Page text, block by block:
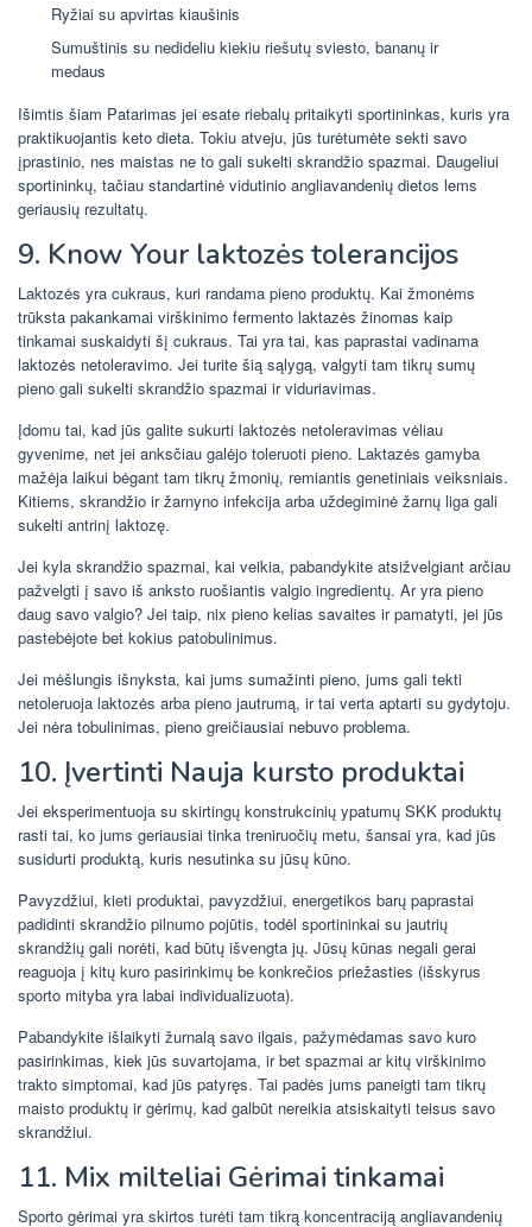
Ryžiai su apvirtas kiaušinis
Sumuštinis su nedideliu kiekiu riešutų sviesto, bananų ir
medaus
Išimtis šiam Patarimas jei esate riebalų pritaikyti sportininkas, kuris yra
praktikuojantis keto dieta. Tokiu atveju, jūs turėtumėte sekti savo
įprastinio, nes maistas ne to gali sukelti skrandžio spazmai. Daugeliui
sportininkų, tačiau standartinė vidutinio angliavandenių dietos lems
geriausių rezultatų.
9. Know Your laktozės tolerancijos
Laktozės yra cukraus, kuri randama pieno produktų. Kai žmonėms
trūksta pakankamai virškinimo fermento laktazės žinomas kaip
tinkamai suskaidyti šį cukraus. Tai yra tai, kas paprastai vadinama
laktozės netoleravimo. Jei turite šią sąlygą, valgyti tam tikrų sumų
pieno gali sukelti skrandžio spazmai ir viduriavimas.
Įdomu tai, kad jūs galite sukurti laktozės netoleravimas vėliau
gyvenime, net jei anksčiau galėjo toleruoti pieno. Laktazės gamyba
mažėja laikui bėgant tam tikrų žmonių, remiantis genetiniais veiksniais.
Kitiems, skrandžio ir žarnyno infekcija arba uždegiminė žarnų liga gali
sukelti antrinį laktozę.
Jei kyla skrandžio spazmai, kai veikia, pabandykite atsižvelgiant arčiau
pažvelgti į savo iš anksto ruošiantis valgio ingredientų. Ar yra pieno
daug savo valgio? Jei taip, nix pieno kelias savaites ir pamatyti, jei jūs
pastebėjote bet kokius patobulinimus.
Jei mėšlungis išnyksta, kai jums sumažinti pieno, jums gali tekti
netoleruoja laktozės arba pieno jautrumą, ir tai verta aptarti su gydytoju.
Jei nėra tobulinimas, pieno greičiausiai nebuvo problema.
10. Įvertinti Nauja kursto produktai
Jei eksperimentuoja su skirtingų konstrukcinių ypatumų SKK produktų
rasti tai, ko jums geriausiai tinka treniruočių metu, šansai yra, kad jūs
susidurti produktą, kuris nesutinka su jūsų kūno.
Pavyzdžiui, kieti produktai, pavyzdžiui, energetikos barų paprastai
padidinti skrandžio pilnumo pojūtis, todėl sportininkai su jautrių
skrandžių gali norėti, kad būtų išvengta jų. Jūsų kūnas negali gerai
reaguoja į kitų kuro pasirinkimų be konkrečios priežasties (išskyrus
sporto mityba yra labai individualizuota).
Pabandykite išlaikyti žurnalą savo ilgais, pažymėdamas savo kuro
pasirinkimas, kiek jūs suvartojama, ir bet spazmai ar kitų virškinimo
trakto simptomai, kad jūs patyręs. Tai padės jums paneigti tam tikrų
maisto produktų ir gėrimų, kad galbūt nereikia atsiskaityti teisus savo
skrandžiui.
11. Mix milteliai Gėrimai tinkamai
Sporto gėrimai yra skirtos turėti tam tikrą koncentraciją angliavandenių